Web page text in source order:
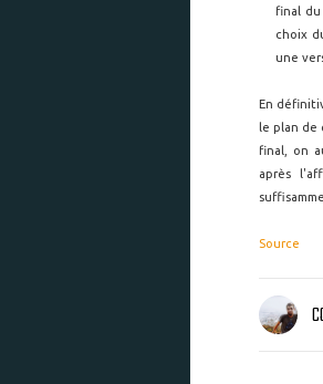
final
choix
une
En
le plan
final, on
après
Source